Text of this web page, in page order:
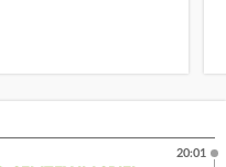
20:01